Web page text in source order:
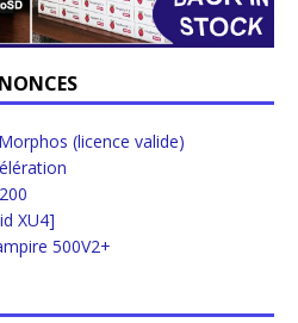
(licence valide)
XU4]
500V2+